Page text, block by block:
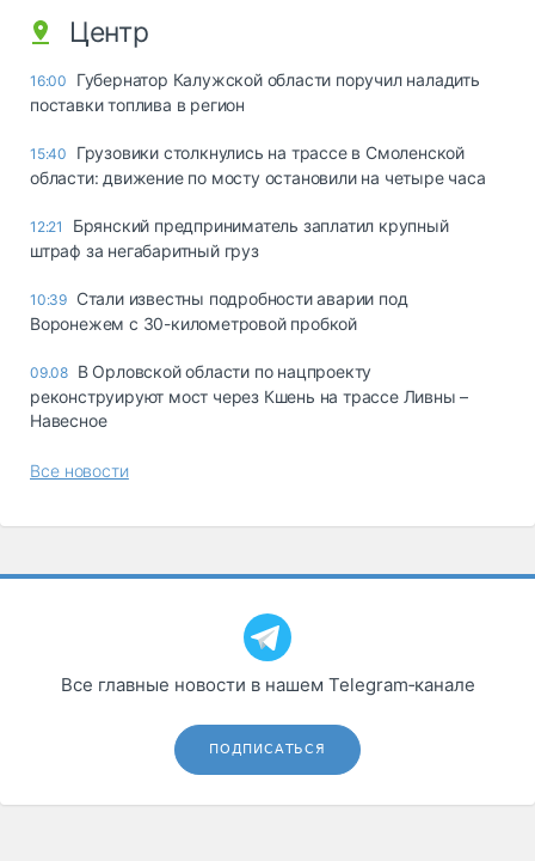
Центр
16:00
Губернатор Калужской области поручил наладить
поставки топлива в регион
15:40
Грузовики столкнулись на трассе в Смоленской
области: движение по мосту остановили на четыре часа
12:21
Брянский предприниматель заплатил крупный
штраф за негабаритный груз
10:39 Стали известны подробности аварии под
Воронежем с 30-километровой пробкой
09.08 В Орловской области по нацпроекту
реконструируют мост через Кшень на трассе Ливны –
Навесное
Все новости
Все главные новости в нашем Telegram‑канале
ПОДПИСАТЬСЯ